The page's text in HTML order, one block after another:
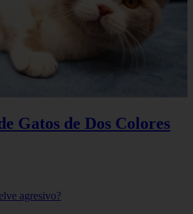
Gatos de Dos Colores